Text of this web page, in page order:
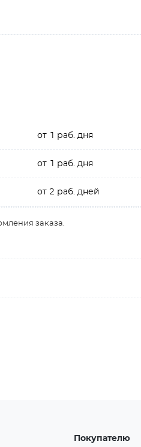
от 1 раб. дня
от 1 раб. дня
от 2 раб. дней
заказа.
Покупателю